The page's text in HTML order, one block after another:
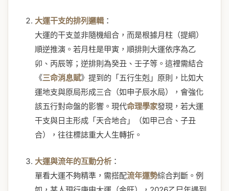
大運干支的排列邏輯：
大運的干支並非隨機組合，而是根據月柱（提綱）
順逆推演。若月柱是甲寅，順排則大運依序為乙
卯、丙辰等；逆排則為癸丑、壬子等。這裡需結合
《三命消息賦》提到的「五行生剋」原則，比如大
運地支與原局形成三合（如申子辰水局），會強化
該五行對命盤的影響。現代命理學家發現，若大運
干支與日主形成「天合地合」（如甲己合、子丑
合），往往標誌重大人生轉折。
大運與流年的互動分析 ：
單看大運不夠精準，需搭配流年運勢綜合判斷。例